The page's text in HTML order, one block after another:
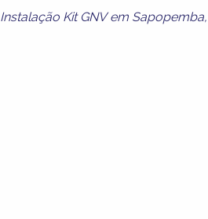
Instalação Kit GNV em Sapopemba,